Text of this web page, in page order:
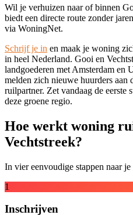
Wil je verhuizen naar of binnen
biedt een directe route zonder
via WoningNet.
Schrijf je in en maak je woning
in heel Nederland. Gooi en
landgoederen met Amsterdam en
melden zich nieuwe huurders aan
ruilpartner. Zet vandaag de eerste
deze groene regio.
Hoe werkt woning
Vechtstreek?
In vier eenvoudige stappen naar
1
Inschrijven